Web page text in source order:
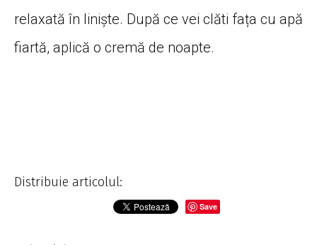
relaxată în liniște. După ce vei clăti fața cu apă
fiartă, aplică o cremă de noapte.
Distribuie articolul:
Save